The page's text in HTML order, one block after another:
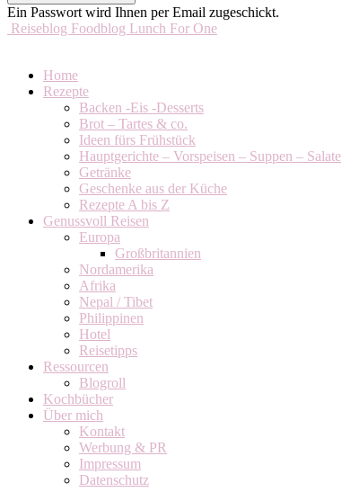
Ein Passwort wird Ihnen per Email zugeschickt.
Reiseblog Foodblog Lunch For One
Home
Rezepte
Backen -Eis -Desserts
Brot – Tartes & co.
Ideen fürs Frühstück
Hauptgerichte – Vorspeisen – Suppen – Salate
Getränke
Geschenke aus der Küche
Rezepte A bis Z
Genussvoll Reisen
Europa
Großbritannien
Nordamerika
Afrika
Nepal / Tibet
Philippinen
Hotel
Reisetipps
Ressourcen
Blogroll
Kochbücher
Über mich
Kontakt
Werbung & PR
Impressum
Datenschutz